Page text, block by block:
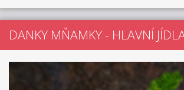
DANKY MŇAMKY - HLAVNÍ